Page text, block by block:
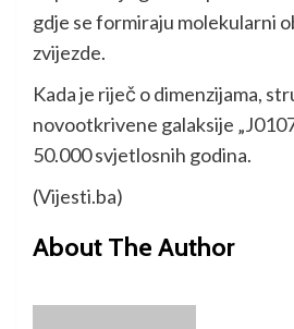
gdje se formiraju molekularni
zvijezde.
Kada je riječ o dimenzijama,
novootkrivene galaksije
50.000 svjetlosnih godina.
(Vijesti.ba)
About The Author